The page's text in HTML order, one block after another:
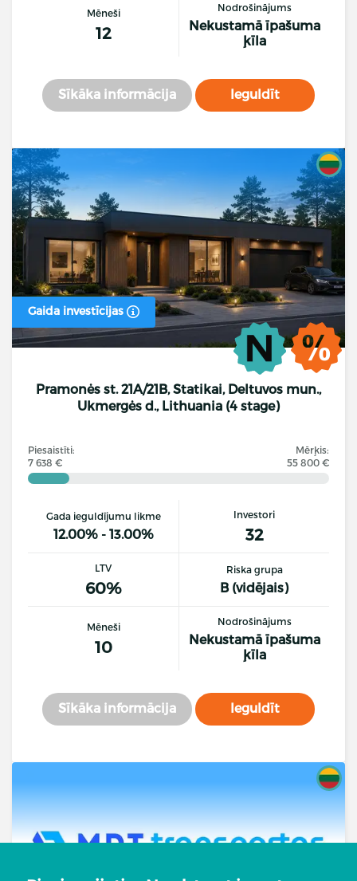
Mēneši
12
Nodrošinājums
Nekustamā īpašuma
ķīla
Sīkāka informācija Ieguldīt
Gaida investīcijas
Pramonės st. 21A/21B, Statikai, Deltuvos mun.,
Ukmergės d., Lithuania (4 stage)
Piesaistīti:
7 638 €
Mērķis:
55 800 €
Gada ieguldījumu likme
12.00% - 13.00%
Investori
32
LTV
60%
Riska grupa
B (vidējais)
Mēneši
10
Nodrošinājums
Nekustamā īpašuma
ķīla
Sīkāka informācija Ieguldīt